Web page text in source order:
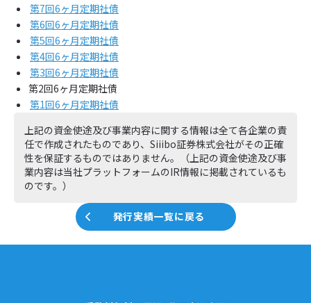
第7回6ヶ月定期社債
第6回6ヶ月定期社債
第5回6ヶ月定期社債
第4回6ヶ月定期社債
第3回6ヶ月定期社債
第2回6ヶ月定期社債
第1回6ヶ月定期社債
上記の資金使途及び事業内容に関する情報は全て各企業の責
任で作成されたものであり、Siiibo証券株式会社がその正確
性を保証するものではありません。（上記の資金使途及び事
業内容は当社プラットフォームのIR情報に掲載されているも
のです。）
発行実績一覧に戻る